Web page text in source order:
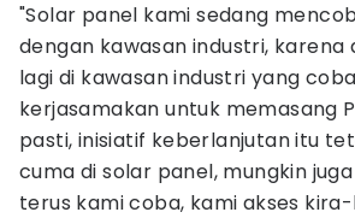
"Solar panel kami sedang
dengan kawasan industri, karena
lagi di kawasan industri yang
kerjasamakan untuk memasang
pasti, inisiatif keberlanjutan itu
cuma di solar panel, mungkin
terus kami coba, kami akses